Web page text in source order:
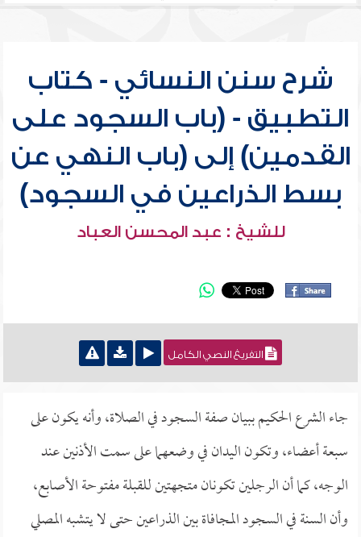
شرح سنن النسائي - كتاب
التطبيق - (باب السجود على
القدمين) إلى (باب النهي عن
بسط الذراعين في السجود)
للشيخ : عبد المحسن العباد
التفريغ النصي الكامل
جاء الشرع الحكيم ببيان صفة السجود في الصلاة، وأنه يكون على
سبعة أعضاء، وتكون اليدان في وضعهما على سمت الأذنين عند
الوجه، كما أن الرجلين تكونان متجهتين للقبلة مفتوحة الأصابع،
وأن السنة في السجود المجافاة بين الذراعين حتى لا يتشبه المصلي